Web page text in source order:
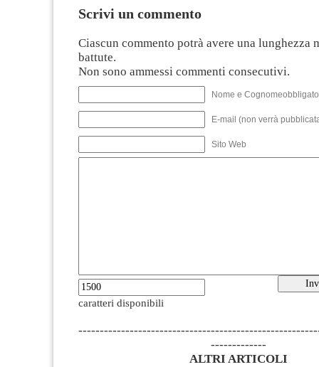
Scrivi un commento
Ciascun commento potrà avere una lunghezza
battute.
Non sono ammessi commenti consecutivi.
Nome e
E-mail (non verrà
Sito Web
caratteri disponibili
-------------
ALTRI ARTICOLI